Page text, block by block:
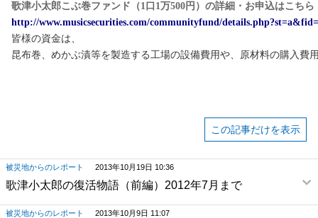
歌津小太郎こぶ巻ファンド（1口1万500円）の詳細・お申込はこちら
http://www.musicsecurities.com/communityfund/
皆様の資金は、
昆布巻、めかぶ漬等を製造する工場の設備費用や、原材料の購入費
この記事だけを表示
被災地からのレポート 2013年10月19日 10:36
歌津小太郎の復活物語（前編）2012年7月まで
被災地からのレポート 2013年10月9日 11:07